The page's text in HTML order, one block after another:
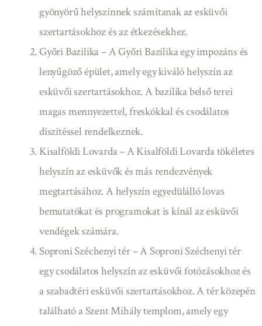
gyönyörű helyszínnek számítanak az esküvői
szertartásokhoz és az étkezésekhez.
Győri Bazilika – A Győri Bazilika egy impozáns és
lenyűgöző épület, amely egy kiváló helyszín az
esküvői szertartásokhoz. A bazilika belső terei
magas mennyezettel, freskókkal és csodálatos
díszítéssel rendelkeznek.
Kisalföldi Lovarda – A Kisalföldi Lovarda tökéletes
helyszín az esküvők és más rendezvények
megtartásához. A helyszín egyedülálló lovas
bemutatókat és programokat is kínál az esküvői
vendégek számára.
Soproni Széchenyi tér – A Soproni Széchenyi tér
egy csodálatos helyszín az esküvői fotózásokhoz és
a szabadtéri esküvői szertartásokhoz. A tér közepén
található a Szent Mihály templom, amely egy